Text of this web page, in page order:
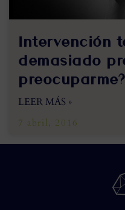
Intervención
demasiado
preocuparme?
LEER MÁS »
7 abril, 2016